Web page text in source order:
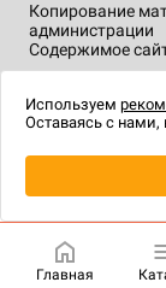
Копирование
администрации
Содержимое
технологии.
Главная
Используем
Оставаясь с